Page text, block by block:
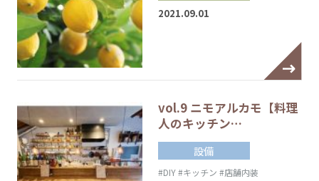
2021.09.01
vol.9 ニモアルカモ【料理
人のキッチン…
設備
#DIY#キッチン #店舗内装